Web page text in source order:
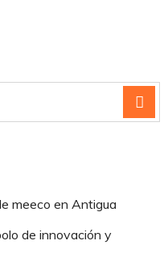
meeco en Antigua
de innovación y